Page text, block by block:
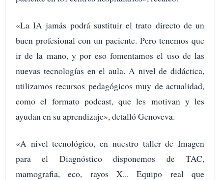
«La IA jamás podrá sustituir el trato directo de un
buen profesional con un paciente. Pero tenemos que
ir de la mano, y por eso fomentamos el uso de las
nuevas tecnologías en el aula. A nivel de didáctica,
utilizamos recursos pedagógicos muy de actualidad,
como el formato podcast, que les motivan y les
ayudan en su aprendizaje», detalló Genoveva.
«A nivel tecnológico, en nuestro taller de Imagen
para el Diagnóstico disponemos de TAC,
mamografia, eco, rayos X... Equipo real que